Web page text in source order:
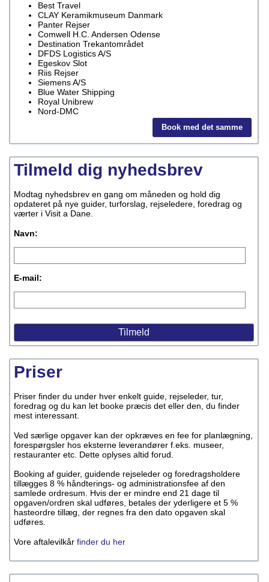
Best Travel
CLAY Keramikmuseum Danmark
Panter Rejser
Comwell H.C. Andersen Odense
Destination Trekantområdet
DFDS Logistics A/S
Egeskov Slot
Riis Rejser
Siemens A/S
Blue Water Shipping
Royal Unibrew
Nord-DMC
Book med det samme
Tilmeld dig nyhedsbrev
Modtag nyhedsbrev en gang om måneden og hold dig
opdateret på nye guider, turforslag, rejseledere, foredrag og
værter i Visit a Dane.
Navn:
E-mail:
Priser
Priser finder du under hver enkelt guide, rejseleder, tur,
foredrag og du kan let booke præcis det eller den, du finder
mest interessant.
Ved særlige opgaver kan der opkræves en fee for planlægning,
forespørgsler hos eksterne leverandører f.eks. museer,
restauranter etc. Dette oplyses altid forud.
Booking af guider, guidende rejseleder og foredragsholdere
tillægges 8 % håndterings- og administrationsfee af den
samlede ordresum. Hvis der er mindre end 21 dage til
opgaven/ordren skal udføres, betales der yderligere et 5 %
hasteordre tillæg, der regnes fra den dato opgaven skal
udføres.
Vore aftalevilkår finder du her